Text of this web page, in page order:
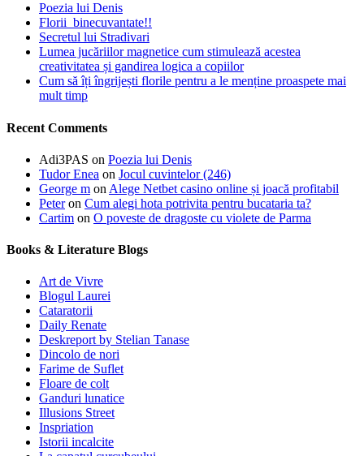
Poezia lui Denis
Florii binecuvantate!!
Secretul lui Stradivari
Lumea jucăriilor magnetice cum stimulează acestea
creativitatea și gandirea logica a copiilor
Cum să îți îngrijești florile pentru a le menține proaspete mai
mult timp
Recent Comments
Adi3PAS on Poezia lui Denis
Tudor Enea on Jocul cuvintelor (246)
George m on Alege Netbet casino online și joacă profitabil
Peteron Cum alegi hota potrivita pentru bucataria ta?
Cartim on O poveste de dragoste cu violete de Parma
Books & Literature Blogs
Art de Vivre
Blogul Laurei
Cataratorii
Daily Renate
Deskreport by Stelian Tanase
Dincolo de nori
Farime de Suflet
Floare de colt
Ganduri lunatice
Illusions Street
Inspriation
Istorii incalcite